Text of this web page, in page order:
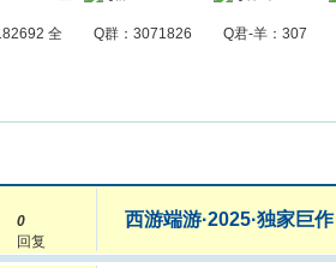
全 Q群：3071826 Q君-羊：307
0
回复
西游端游·2025·独家巨作